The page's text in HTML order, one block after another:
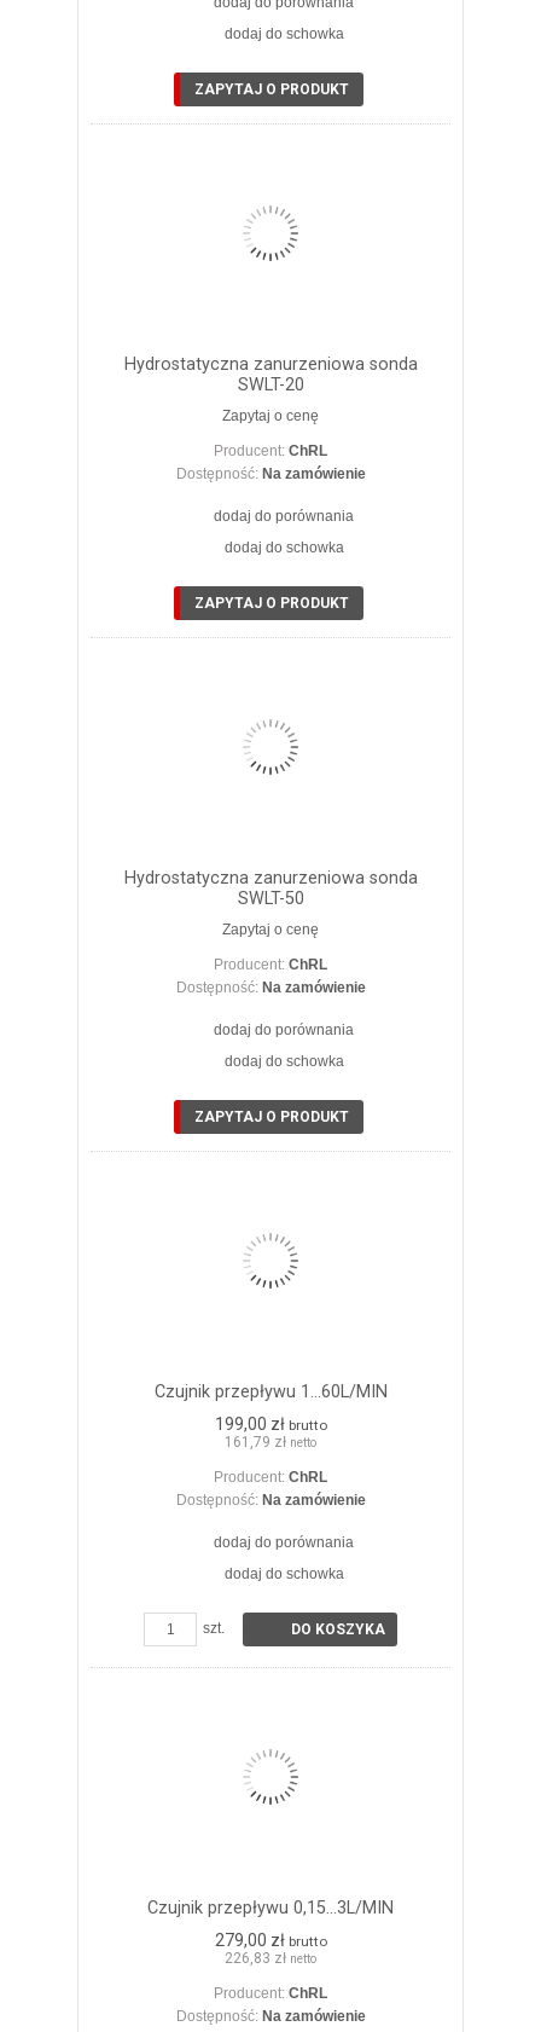
dodaj do schowka
ZAPYTAJ O PRODUKT
Hydrostatyczna zanurzeniowa sonda
SWLT-20
Zapytaj o cenę
Producent: ChRL
Dostępność: Na zamówienie
dodaj do porównania
dodaj do schowka
ZAPYTAJ O PRODUKT
Hydrostatyczna zanurzeniowa sonda
SWLT-50
Zapytaj o cenę
Producent: ChRL
Dostępność: Na zamówienie
dodaj do porównania
dodaj do schowka
ZAPYTAJ O PRODUKT
Czujnik przepływu 1...60L/MIN
199,00 zł brutto
161,79 zł netto
Producent: ChRL
Dostępność: Na zamówienie
dodaj do porównania
dodaj do schowka
szt. DO KOSZYKA
Czujnik przepływu 0,15...3L/MIN
279,00 zł brutto
226,83 zł netto
Producent: ChRL
Dostępność: Na zamówienie